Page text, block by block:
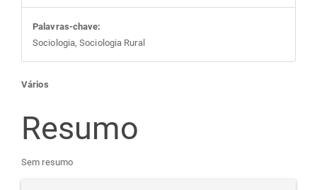
Palavras-chave:
Sociologia, Sociologia Rural
Conteúdo
do
artigo
Vários
Resumo
Sem resumo